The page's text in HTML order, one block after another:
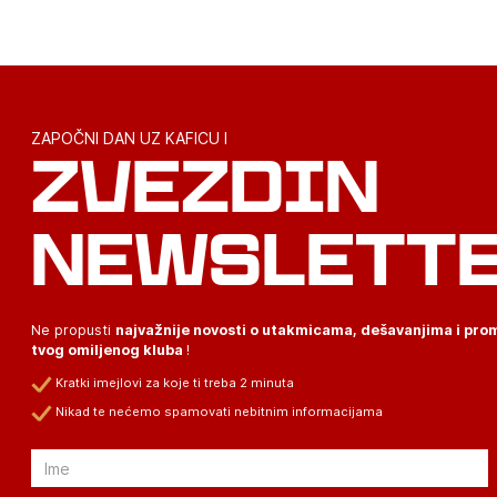
ZAPOČNI DAN UZ KAFICU I
ZVEZDIN
Ne propusti najvažnije novosti o utakmicama, dešavanjima i
tvog omiljenog kluba !
Kratki imejlovi za koje ti treba 2 minuta
Nikad te nećemo spamovati nebitnim informacijama
Email